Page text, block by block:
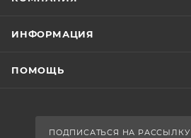
ИНФОРМАЦИЯ
ПОМОЩЬ
ПОДПИСАТЬСЯ НА РАССЫЛКУ